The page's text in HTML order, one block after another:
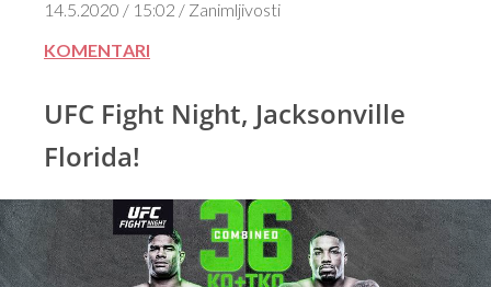
14.5.2020 / 15:02 / Zanimljivosti
KOMENTARI
UFC Fight Night, Jacksonville
Florida!